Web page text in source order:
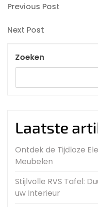
Bericht
navigatie
Previous
Previous Post
Next
Next Post
Zoeken
Laatste
Ontdek de Tijdloze
Meubelen
Stijlvolle RVS Tafel:
uw Interieur